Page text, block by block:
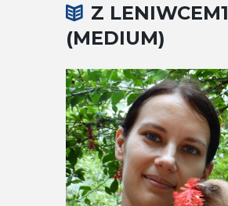
Z LENIWCEM1
(MEDIUM)